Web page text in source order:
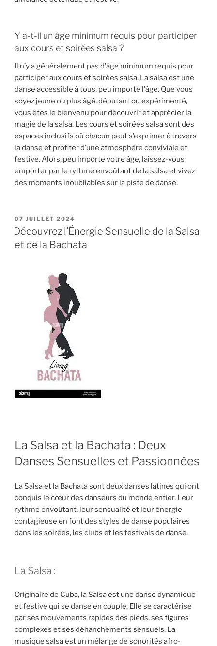
Y a-t-il un âge minimum requis pour participer
aux cours et soirées salsa ?
Il n’y a généralement pas d’âge minimum requis pour
participer aux cours et soirées salsa. La salsa est une
danse accessible à tous, peu importe l’âge. Que vous
soyez jeune ou plus âgé, débutant ou expérimenté,
vous êtes le bienvenu pour découvrir et apprécier la
magie de la salsa. Les cours et soirées salsa sont des
espaces inclusifs où chacun peut s’exprimer à travers
la danse et profiter d’une atmosphère conviviale et
festive. Alors, peu importe votre âge, laissez-vous
emporter par le rythme envoûtant de la salsa et vivez
des moments inoubliables sur la piste de danse.
PUBLIÉ
LE
07 JUILLET 2024
Découvrez l’Énergie Sensuelle de la Salsa
et de la Bachata
La Salsa et la Bachata : Deux
Danses Sensuelles et Passionnées
La Salsa et la Bachata sont deux danses latines qui ont
conquis le cœur des danseurs du monde entier. Leur
rythme envoûtant, leur sensualité et leur énergie
contagieuse en font des styles de danse populaires
dans les soirées, les clubs et les festivals de danse.
La Salsa :
Originaire de Cuba, la Salsa est une danse dynamique
et festive qui se danse en couple. Elle se caractérise
par ses mouvements rapides des pieds, ses figures
complexes et ses déhanchements sensuels. La
musique salsa est un mélange de sonorités afro-